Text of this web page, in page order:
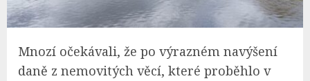
Mnozí očekávali, že po výrazném navýšení
daně z nemovitých věcí, které proběhlo v